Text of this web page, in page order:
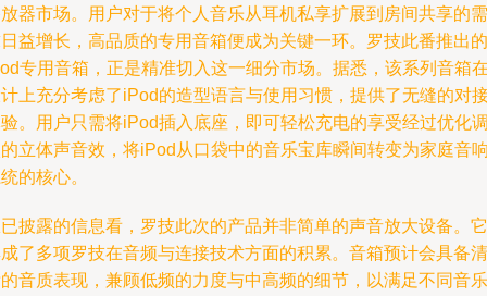
器市场。用户对于将个人音乐从耳机私享扩展到房间共享的需
益增长，高品质的专用音箱便成为关键一环。罗技此番推出的
专用音箱，正是精准切入这一细分市场。据悉，该系列音箱
上充分考虑了iPod的造型语言与使用习惯，提供了无缝的对
。用户只需将iPod插入底座，即可轻松充电的享受经过优化
立体声音效，将iPod从口袋中的音乐宝库瞬间转变为家庭音
的核心。
披露的信息看，罗技此次的产品并非简单的声音放大设备。它
了多项罗技在音频与连接技术方面的积累。音箱预计会具备清
音质表现，兼顾低频的力度与中高频的细节，以满足不同音乐